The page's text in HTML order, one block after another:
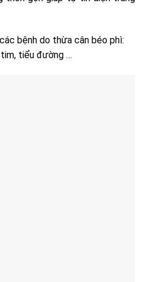
bệnh do thừa cân béo phì:
tim, tiểu đường …